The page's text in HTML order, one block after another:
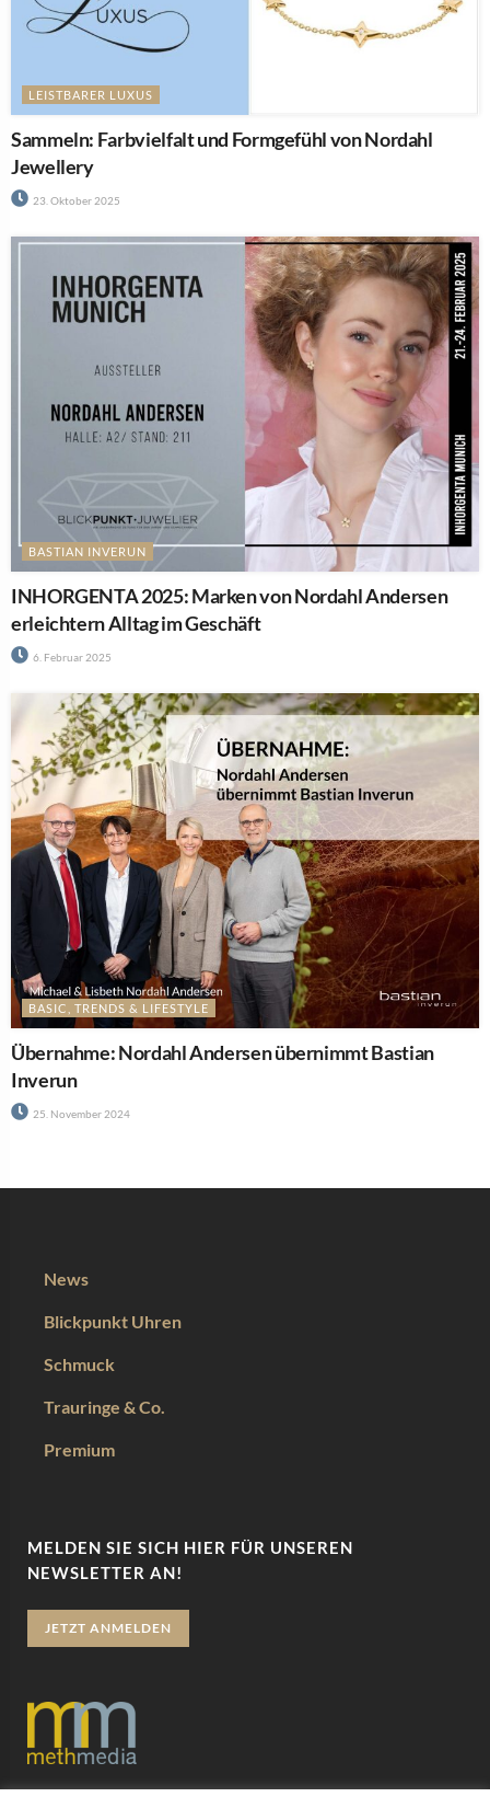
News
Blickpunkt Uhren
Schmuck
Trauringe & Co.
Premium
MELDEN SIE SICH HIER FÜR UNSEREN
NEWSLETTER AN!
JETZT ANMELDEN